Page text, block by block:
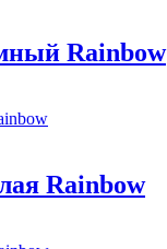
Rainbow
Rainbow